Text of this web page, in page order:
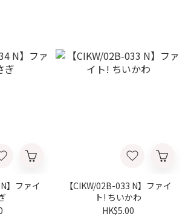
】ファイ
【CIKW/02B-033 N】ファイ
ト! ちいかわ
HK$5.00